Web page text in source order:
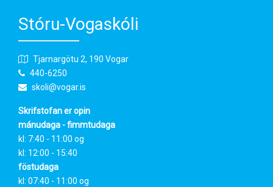
Stóru-Vogaskóli
Tjarnargötu 2, 190 Vogar
440-6250
skoli@vogar.is
Skrifstofan er opin
mánudaga - fimmtudaga
kl: 7:40 - 11:00 og
kl: 12:00 - 15:40
föstudaga
kl: 07:40 - 11:00 og